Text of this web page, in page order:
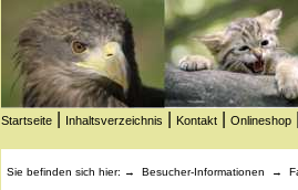
Startseite Inhaltsverzeichnis Kontakt Onlineshop
Sie befinden sich hier: → Besucher-Informationen →